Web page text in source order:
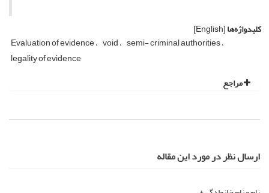
کلیدواژه‌ها[English]
Evaluation of evidence void semi- criminal authorities
legality of evidence
مراجع
ارسال نظر در مورد این مقاله